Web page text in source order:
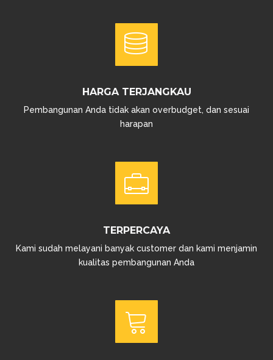
HARGA TERJANGKAU
Pembangunan Anda tidak akan overbudget, dan sesuai
harapan
TERPERCAYA
Kami sudah melayani banyak customer dan kami menjamin
kualitas pembangunan Anda